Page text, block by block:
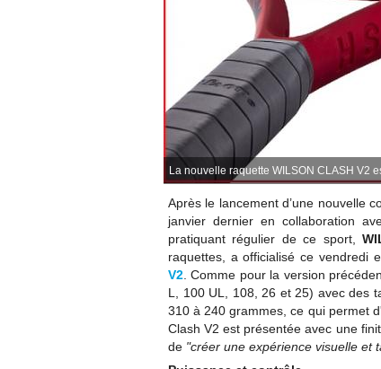
La nouvelle raquette WILSON CLASH V2
Après le lancement d’une nouvelle
janvier dernier en collaboration
pratiquant régulier de ce sport,
raquettes, a officialisé ce vendredi
V2 . Comme pour la version
L, 100 UL, 108, 26 et 25) avecdes
310 à 240 grammes, ce qui permet
Clash V2 est présentée avec une
de "créer une expérience visuelle et